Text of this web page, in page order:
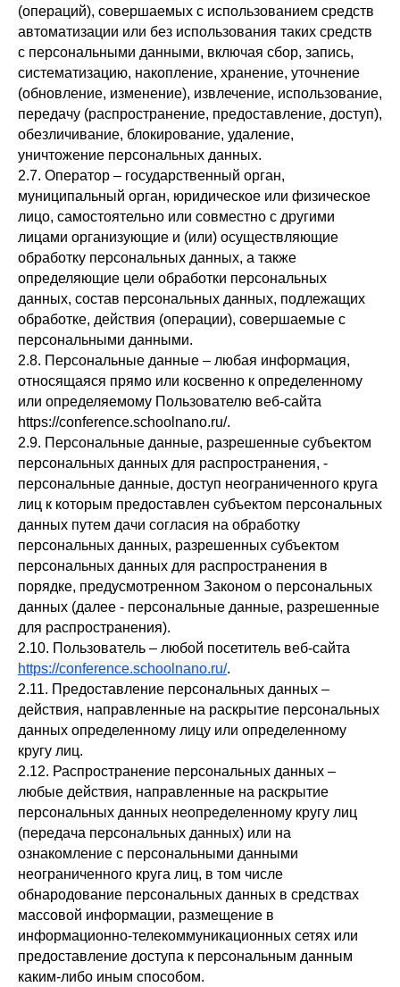
(операций), совершаемых с использованием средств
автоматизации или без использования таких средств
с персональными данными, включая сбор, запись,
систематизацию, накопление, хранение, уточнение
(обновление, изменение), извлечение, использование,
передачу (распространение, предоставление, доступ),
обезличивание, блокирование, удаление,
уничтожение персональных данных.
2.7. Оператор – государственный орган,
муниципальный орган, юридическое или физическое
лицо, самостоятельно или совместно с другими
лицами организующие и (или) осуществляющие
обработку персональных данных, а также
определяющие цели обработки персональных
данных, состав персональных данных, подлежащих
обработке, действия (операции), совершаемые с
персональными данными.
2.8. Персональные данные – любая информация,
относящаяся прямо или косвенно к определенному
или определяемому Пользователю веб-сайта
https://conference.schoolnano.ru/.
2.9. Персональные данные, разрешенные субъектом
персональных данных для распространения, -
персональные данные, доступ неограниченного круга
лиц к которым предоставлен субъектом персональных
данных путем дачи согласия на обработку
персональных данных, разрешенных субъектом
персональных данных для распространения в
порядке, предусмотренном Законом о персональных
данных (далее - персональные данные, разрешенные
для распространения).
2.10. Пользователь – любой посетитель веб-сайта
https://conference.schoolnano.ru/.
2.11. Предоставление персональных данных –
действия, направленные на раскрытие персональных
данных определенному лицу или определенному
кругу лиц.
2.12. Распространение персональных данных –
любые действия, направленные на раскрытие
персональных данных неопределенному кругу лиц
(передача персональных данных) или на
ознакомление с персональными данными
неограниченного круга лиц, в том числе
обнародование персональных данных в средствах
массовой информации, размещение в
информационно-телекоммуникационных сетях или
предоставление доступа к персональным данным
каким-либо иным способом.